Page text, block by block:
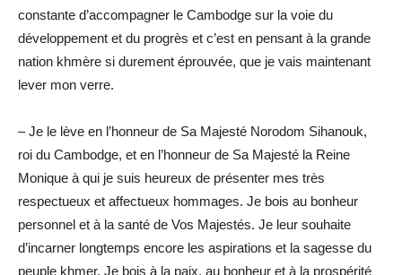
constante d’accompagner le Cambodge sur la voie du
développement et du progrès et c’est en pensant à la grande
nation khmère si durement éprouvée, que je vais maintenant
lever mon verre.
– Je le lève en l’honneur de Sa Majesté Norodom Sihanouk,
roi du Cambodge, et en l’honneur de Sa Majesté la Reine
Monique à qui je suis heureux de présenter mes très
respectueux et affectueux hommages. Je bois au bonheur
personnel et à la santé de Vos Majestés. Je leur souhaite
d’incarner longtemps encore les aspirations et la sagesse du
peuple khmer. Je bois à la paix, au bonheur et à la prospérité